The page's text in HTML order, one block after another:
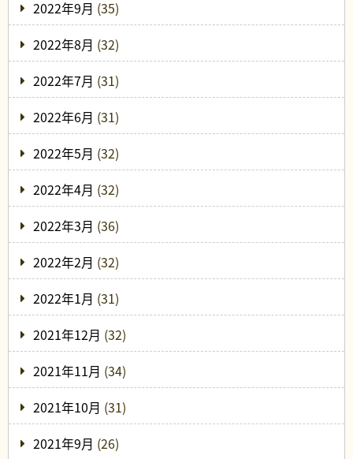
2022年9月 (35)
2022年8月 (32)
2022年7月 (31)
2022年6月 (31)
2022年5月 (32)
2022年4月 (32)
2022年3月 (36)
2022年2月 (32)
2022年1月 (31)
2021年12月 (32)
2021年11月 (34)
2021年10月 (31)
2021年9月 (26)